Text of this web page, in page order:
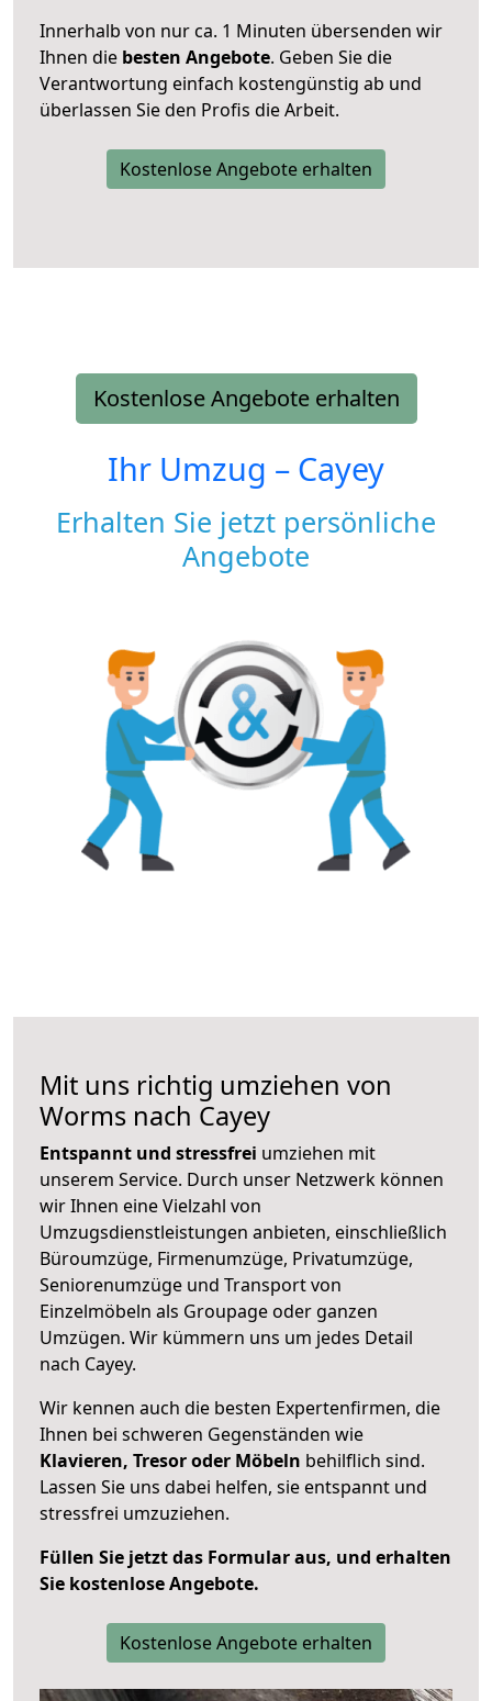
Innerhalb von nur ca. 1 Minuten übersenden wir
Ihnen die besten Angebote. Geben Sie die
Verantwortung einfach kostengünstig ab und
überlassen Sie den Profis die Arbeit.
Kostenlose Angebote erhalten
Kostenlose Angebote erhalten
Ihr Umzug – Cayey
Erhalten Sie jetzt persönliche
Angebote
Mit uns richtig umziehen von
Worms nach Cayey
Entspannt und stressfrei umziehen mit
unserem Service. Durch unser Netzwerk können
wir Ihnen eine Vielzahl von
Umzugsdienstleistungen anbieten, einschließlich
Büroumzüge, Firmenumzüge, Privatumzüge,
Seniorenumzüge und Transport von
Einzelmöbeln als Groupage oder ganzen
Umzügen. Wir kümmern uns um jedes Detail
nach Cayey.
Wir kennen auch die besten Expertenfirmen, die
Ihnen bei schweren Gegenständen wie
Klavieren, Tresor oder Möbeln behilflich sind.
Lassen Sie uns dabei helfen, sie entspannt und
stressfrei umzuziehen.
Füllen Sie jetzt das Formular aus, und erhalten
Sie kostenlose Angebote.
Kostenlose Angebote erhalten